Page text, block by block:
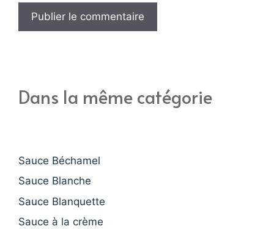
Dans la même catégorie
Sauce Béchamel
Sauce Blanche
Sauce Blanquette
Sauce à la crème